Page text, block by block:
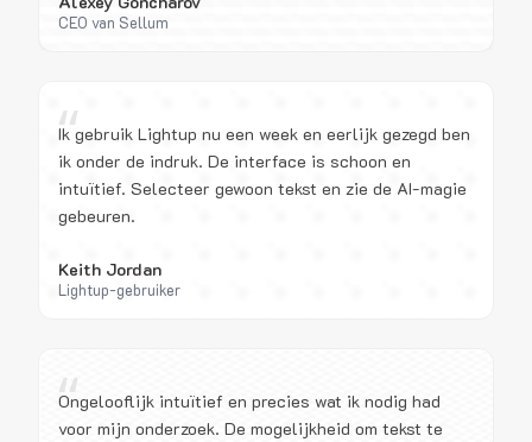
CEO van Sellum
“
Ik gebruik Lightup nu een week en eerlijk gezegd ben
ik onder de indruk. De interface is schoon en
intuïtief. Selecteer gewoon tekst en zie de AI-magie
gebeuren.
Keith Jordan
Lightup-gebruiker
“
Ongelooflijk intuïtief en precies wat ik nodig had
voor mijn onderzoek. De mogelijkheid om tekst te